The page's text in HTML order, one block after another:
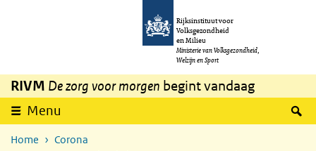
Overslaan en naar de inhoud gaan
Rijksinstituut voor
Volksgezondheid
en Milieu
Ministerie van Volksgezondheid,
Welzijn en Sport
RIVM De zorg voor morgen begint vandaag
Menu
Home
Corona